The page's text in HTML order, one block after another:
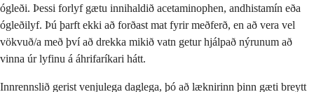
ógleði. Þessi forlyf gætu innihaldið acetaminophen, andhistamín eða
ógleðilyf. Þú þarft ekki að forðast mat fyrir meðferð, en að vera vel
vökvuð/a með því að drekka mikið vatn getur hjálpað nýrunum að
vinna úr lyfinu á áhrifaríkari hátt.
Innrennslið gerist venjulega daglega, þó að læknirinn þinn gæti breytt